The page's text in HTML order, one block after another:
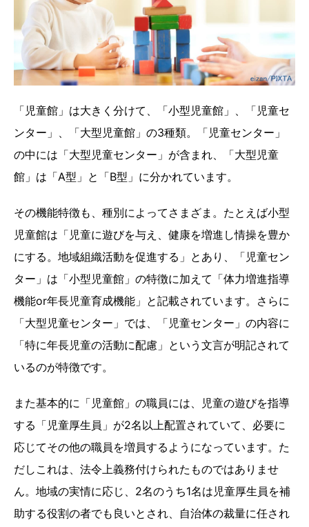
「児童館」は大きく分けて、「小型児童館」、「児童セ
ンター」、「大型児童館」の3種類。「児童センター」
の中には「大型児童センター」が含まれ、「大型児童
館」は「A型」と「B型」に分かれています。
その機能特徴も、種別によってさまざま。たとえば小型
児童館は「児童に遊びを与え、健康を増進し情操を豊か
にする。地域組織活動を促進する」とあり、「児童セン
ター」は「小型児童館」の特徴に加えて「体力増進指導
機能or年長児童育成機能」と記載されています。さらに
「大型児童センター」では、「児童センター」の内容に
「特に年長児童の活動に配慮」という文言が明記されて
いるのが特徴です。
また基本的に「児童館」の職員には、児童の遊びを指導
する「児童厚生員」が2名以上配置されていて、必要に
応じてその他の職員を増員するようになっています。た
だしこれは、法令上義務付けられたものではありませ
ん。地域の実情に応じ、2名のうち1名は児童厚生員を補
助する役割の者でも良いとされ、自治体の裁量に任され